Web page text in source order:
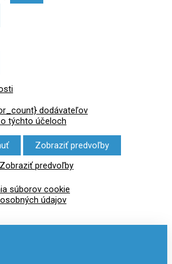
dodávateľov
týchto účeloch
Zobraziť predvoľby
Zobraziť predvoľby
súborov cookie
údajov